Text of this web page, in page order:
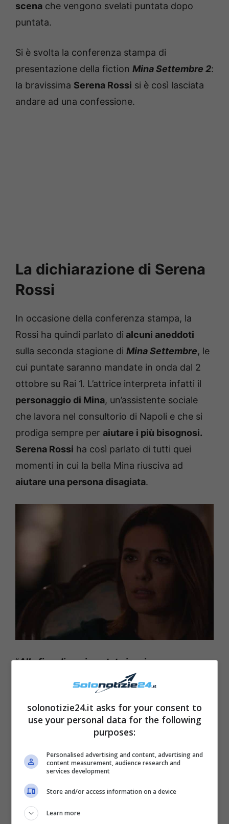
scena che vengono svelati puntata dopo
puntata.
Si è svolta la conferenza stampa di
presentazione della fiction Mina Settembre 2:
la bravissima Serena Rossi si è così lasciata
andare ad una confessione.
La dichiarazione di Serena
Rossi
In occasione della conferenza stampa, la
Rossi ha quindi parlato di alcuni aneddoti
sulla seconda stagione di Mina Settembre, le
cui puntate saranno mandate in onda dal 2
ottobre su Rai 1. L’attrice interpreta infatti il
personaggio di Mina, un’assistente sociale
che lavora nel consultorio di Napoli e che si
prodiga sempre per aiutare i più bisognosi.
Serena Rossi ha così parlato di tutti quei
momenti in cui la bella Mina riusciva ad
aiutare una persona disagiata.
“Alla fine di ogni puntata io mi
“, ha svelato la bravissima
quel ‘grazie’ mi devastava
perché pensavo a quanta fatica aveva fatto
“. Ha inoltre confessato che la
su sé stessa econcentratissima sugli altri,
che è sempre in grado di
giudicare.
solonotizie24.it asks for your consent to
use your personal data for the following
purposes:
Personalised advertising and content, advertising and
content measurement, audience research and
services development
Store and/or access information on a device
Learn more